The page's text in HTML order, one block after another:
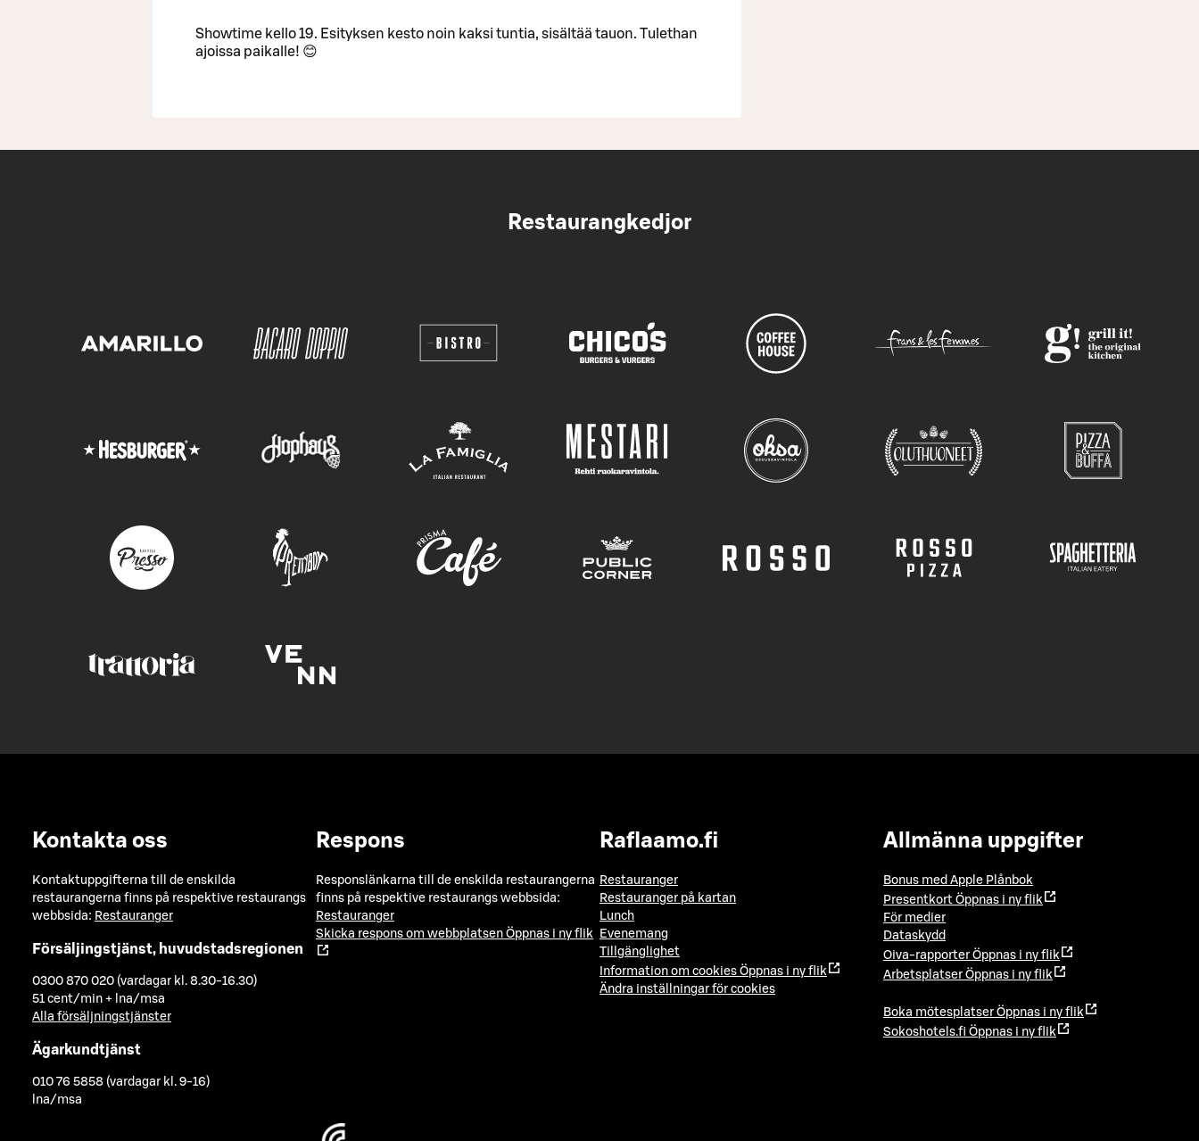
Showtime kello 19. Esityksen kesto noin kaksi tuntia, sisältää tauon. Tulethan
ajoissa paikalle! 😊
Restaurangkedjor
Kontakta oss
Kontaktuppgifterna till de enskilda
restaurangerna finns på respektive restaurangs
webbsida: Restauranger
Försäljingstjänst, huvudstadsregionen
0300 870 020 (vardagar kl. 8.30-16.30)
51 cent/min + lna/msa
Alla försäljningstjänster
Ägarkundtjänst
010 76 5858 (vardagar kl. 9-16)
lna/msa
Respons
Responslänkarna till de enskilda restaurangerna
finns på respektive restaurangs webbsida:
Restauranger
Skicka respons om webbplatsen Öppnas i ny flik
Raflaamo.fi
Restauranger
Restauranger på kartan
Lunch
Evenemang
Tillgänglighet
Information om cookies Öppnas i ny flik
Ändra inställningar för cookies
Allmänna uppgifter
Bonus med Apple Plånbok
Presentkort Öppnas i ny flik
För medier
Dataskydd
Oiva-rapporter Öppnas i ny flik
Arbetsplatser Öppnas i ny flik
Boka mötesplatser Öppnas i ny flik
Sokoshotels.fi Öppnas i ny flik